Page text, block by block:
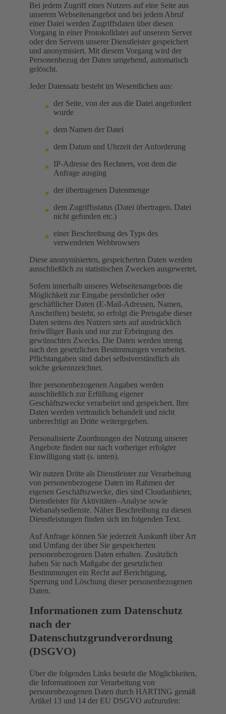
Bei jedem Zugriff eines Nutzers auf eine Seite aus
unserem Webseitenangebot und bei jedem Abruf
einer Datei werden Zugriffsdaten über diesen
Vorgang in einer Protokolldatei auf unserem Server
oder den Servern unserer Dienstleister gespeichert
und anonymisiert. Mit diesem Vorgang wird der
Personenbezug der Daten umgehend, automatisch
gelöscht.
Jeder Datensatz besteht im Wesentlichen aus:
der Seite, von der aus die Datei angefordert
wurde
dem Namen der Datei
dem Datum und Uhrzeit der Anforderung
IP-Adresse des Rechners, von dem die
Anfrage ausging
der übertragenen Datenmenge
dem Zugriffsstatus (Datei übertragen, Datei
nicht gefunden etc.)
einer Beschreibung des Typs des
verwendeten Webbrowsers
Diese anonymisierten, gespeicherten Daten werden
ausschließlich zu statistischen Zwecken ausgewertet.
Sofern innerhalb unseres Webseitenangebots die
Möglichkeit zur Eingabe persönlicher oder
geschäftlicher Daten (E-Mail-Adressen, Namen,
Anschriften) besteht, so erfolgt die Preisgabe dieser
Daten seitens des Nutzers stets auf ausdrücklich
freiwilliger Basis und nur zur Erbringung des
gewünschten Zwecks. Die Daten werden streng
nach den gesetzlichen Bestimmungen verarbeitet.
Pflichtangaben sind dabei selbstverständlich als
solche gekennzeichnet.
Ihre personenbezogenen Angaben werden
ausschließlich zur Erfüllung eigener
Geschäftszwecke verarbeitet und gespeichert. Ihre
Daten werden vertraulich behandelt und nicht
unberechtigt an Dritte weitergegeben.
Personalisierte Zuordnungen der Nutzung unserer
Angebote finden nur nach vorheriger erfolgter
Einwilligung statt (s. unten).
Wir nutzen Dritte als Dienstleister zur Verarbeitung
von personenbezogene Daten im Rahmen der
eigenen Geschäftszwecke, dies sind Cloudanbieter,
Dienstleister für Aktivitäten–Analyse sowie
Webanalysedienste. Näher Beschreibung zu diesen
Dienstleistungen finden sich im folgenden Text.
Auf Anfrage können Sie jederzeit Auskunft über Art
und Umfang der über Sie gespeicherten
personenbezogenen Daten erhalten. Zusätzlich
haben Sie nach Maßgabe der gesetzlichen
Bestimmungen ein Recht auf Berichtigung,
Sperrung und Löschung dieser personenbezogenen
Daten.
Informationen zum Datenschutz
nach der
Datenschutzgrundverordnung
(DSGVO)
Über die folgenden Links besteht die Möglichkeiten,
die Informationen zur Verarbeitung von
personenbezogenen Daten durch HARTING gemäß
Artikel 13 und 14 der EU DSGVO aufzurufen: